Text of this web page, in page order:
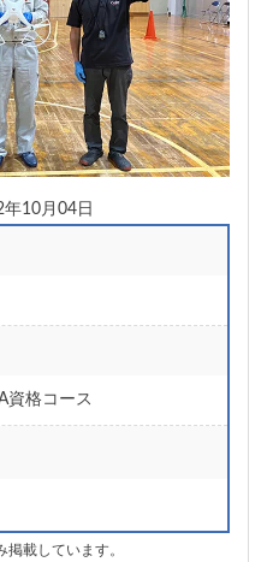
10月04日
資格コース
載しています。